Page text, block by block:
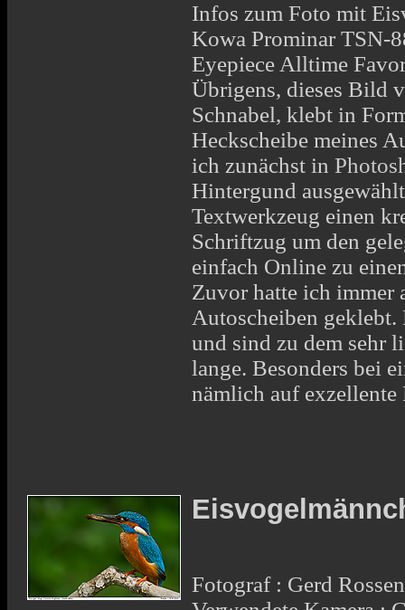
Infos zum Foto mit
Kowa Prominar TSN-
Eyepiece Alltime
Übrigens, dieses Bild
Schnabel, klebt in
Heckscheibe meines
ich zunächst in
Hintergund
Textwerkzeug einen
Schriftzug um den
einfach Online zu
Zuvor hatte ich immer
Autoscheiben geklebt.
und sind zu dem sehr
lange. Besonders bei
nämlich auf exzellente
Fotograf : Gerd Rossen